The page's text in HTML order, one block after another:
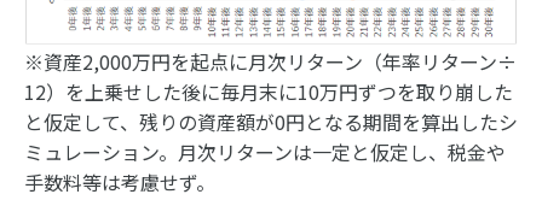
※資産2,000万円を起点に月次リターン（年率リターン÷
12）を上乗せした後に毎月末に10万円ずつを取り崩した
と仮定して、残りの資産額が0円となる期間を算出したシ
ミュレーション。月次リターンは一定と仮定し、税金や
手数料等は考慮せず。